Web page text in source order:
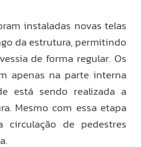
instaladas novas telas
da estrutura, permitindo
de forma regular. Os
apenas na parte interna
está sendo realizada a
Mesmo com essa etapa
circulação de pedestres